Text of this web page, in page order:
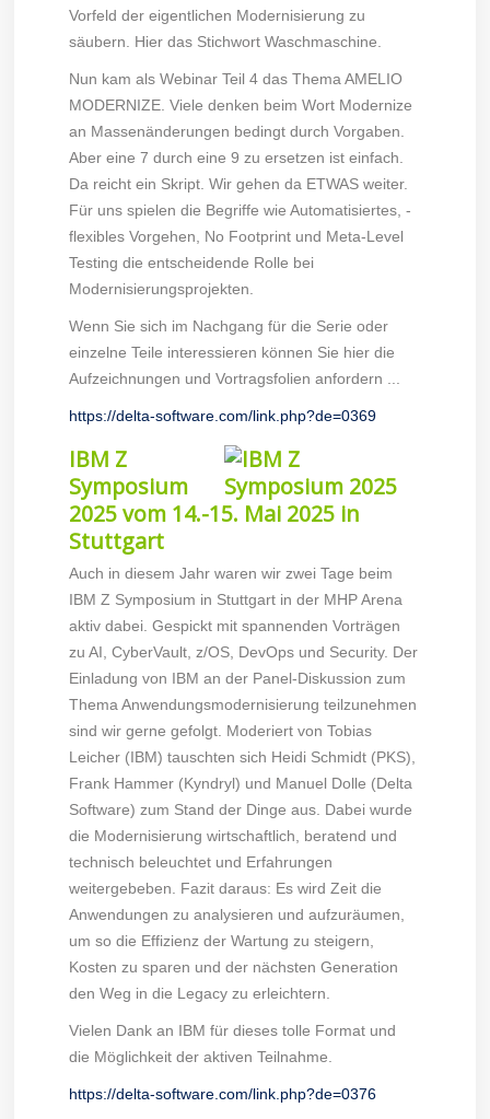
Vorfeld der eigentlichen Modernisierung zu
säubern. Hier das Stichwort Waschmaschine.
Nun kam als Webinar Teil 4 das Thema AMELIO
MODERNIZE. Viele denken beim Wort Modernize
an Massenänderungen bedingt durch Vorgaben.
Aber eine 7 durch eine 9 zu ersetzen ist einfach.
Da reicht ein Skript. Wir gehen da ETWAS weiter.
Für uns spielen die Begriffe wie Automatisiertes, -
flexibles Vorgehen, No Footprint und Meta-Level
Testing die entscheidende Rolle bei
Modernisierungsprojekten.
Wenn Sie sich im Nachgang für die Serie oder
einzelne Teile interessieren können Sie hier die
Aufzeichnungen und Vortragsfolien anfordern ...
https://delta-software.com/link.php?de=0369
IBM Z
Symposium
2025 vom 14.-15. Mai 2025 in
Stuttgart
Auch in diesem Jahr waren wir zwei Tage beim
IBM Z Symposium in Stuttgart in der MHP Arena
aktiv dabei. Gespickt mit spannenden Vorträgen
zu AI, CyberVault, z/OS, DevOps und Security. Der
Einladung von IBM an der Panel-Diskussion zum
Thema Anwendungsmodernisierung teilzunehmen
sind wir gerne gefolgt. Moderiert von Tobias
Leicher (IBM) tauschten sich Heidi Schmidt (PKS),
Frank Hammer (Kyndryl) und Manuel Dolle (Delta
Software) zum Stand der Dinge aus. Dabei wurde
die Modernisierung wirtschaftlich, beratend und
technisch beleuchtet und Erfahrungen
weitergebeben. Fazit daraus: Es wird Zeit die
Anwendungen zu analysieren und aufzuräumen,
um so die Effizienz der Wartung zu steigern,
Kosten zu sparen und der nächsten Generation
den Weg in die Legacy zu erleichtern.
Vielen Dank an IBM für dieses tolle Format und
die Möglichkeit der aktiven Teilnahme.
https://delta-software.com/link.php?de=0376